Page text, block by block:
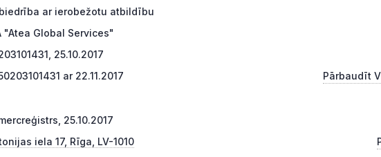
ar ierobežotu atbildību
"Atea Global Services"
25.10.2017
ar 22.11.2017
Pārbaudīt
25.10.2017
iela 17, Rīga, LV-1010